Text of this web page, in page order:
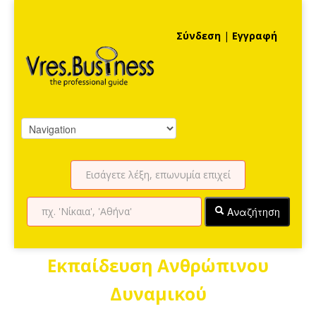
Σύνδεση | Εγγραφή
Αναζήτηση
Εκπαίδευση Ανθρώπινου
Δυναμικού